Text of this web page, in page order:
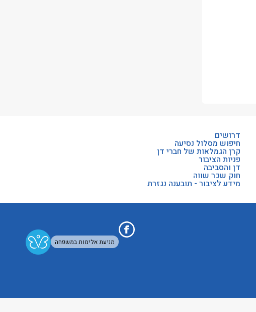
דרושים
חיפוש מסלול נסיעה
קרן הגמלאות של חברי דן
פניות הציבור
דן והסביבה
חוק שכר שווה
מידע לציבור - תובענה נגזרת
מניעת אלימות במשפחה